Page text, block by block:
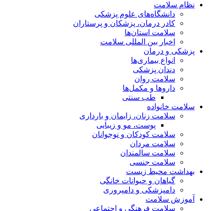
نظام سلامت
دانشگاه‌های علوم پزشکی
کادر درمان، پزشکان و پرستاران
سلامت استان‌ها
اخبار بین المللی سلامت
پزشکی و درمان
انواع بیماری‌ها
دندان پزشکی
سلامت روان
داروها و مکمل‌ها
طب سنتی
سلامت خانواده
سلامت زنان، زایمان و بارداری
پوست، مو و زیبایی
سلامت کودکان و نوجوانان
سلامت مردان
سلامت سالمندان
سلامت جنسی
بهداشت محیط زیست
گیاهان و حیوانات خانگی
دامپزشکی و دامپروری
آموزش سلامت
سلامت فرهنگی و اجتماعی